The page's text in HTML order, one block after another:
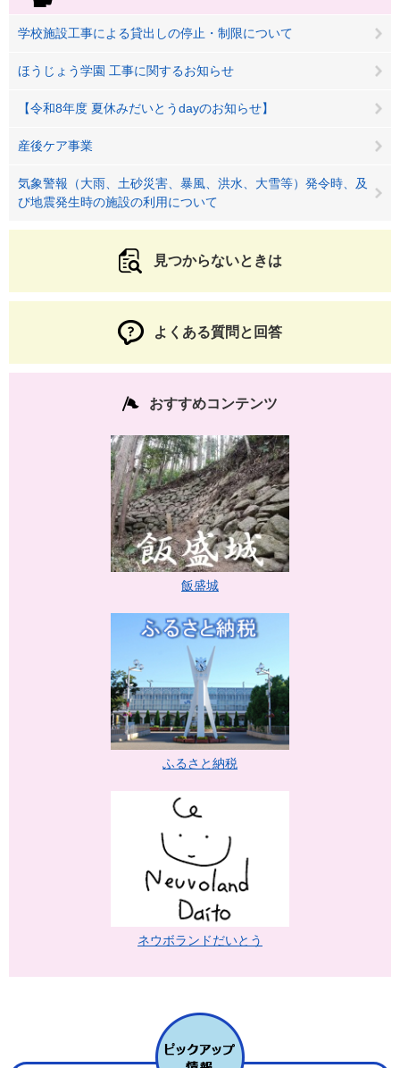
学校施設工事による貸出しの停止・制限について
ほうじょう学園 工事に関するお知らせ
【令和8年度 夏休みだいとうdayのお知らせ】
産後ケア事業
気象警報（大雨、土砂災害、暴風、洪水、大雪等）発令時、及
び地震発生時の施設の利用について
見つからないときは
よくある質問と回答
おすすめコンテンツ
飯盛城
ふるさと納税
ネウボランドだいとう